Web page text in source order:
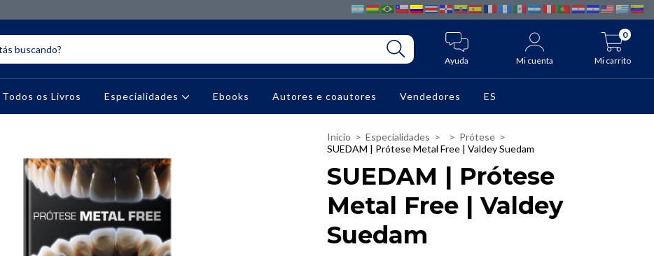
Ayuda Mi cuenta Mi carrito
0
Todos os Livros Especialidades Ebooks Autores e coautores Vendedores ES
Inicio > Especialidades > > Prótese >
SUEDAM | Prótese Metal Free | Valdey Suedam
SUEDAM | Prótese
Metal Free | Valdey
Suedam